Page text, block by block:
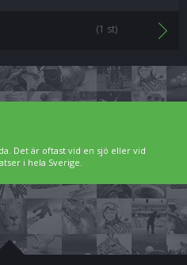
(1 st)
Det är oftast vid en sjö eller vid
i hela Sverige.